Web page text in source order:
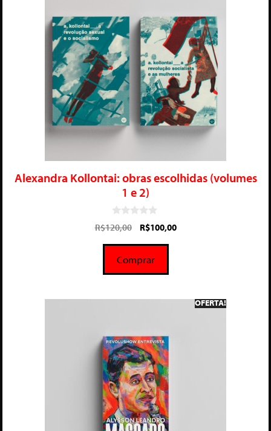
Alexandra Kollontai: obras escolhidas (volumes
1 e 2)
0
d
5
R$120,00 R$100,00
Comprar
OFERTA!